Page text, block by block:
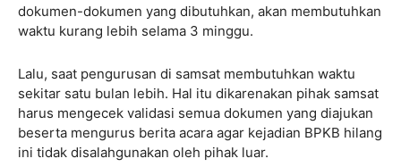
dokumen-dokumen yang dibutuhkan, akan membutuhkan
waktu kurang lebih selama 3 minggu.
Lalu, saat pengurusan di samsat membutuhkan waktu
sekitar satu bulan lebih. Hal itu dikarenakan pihak samsat
harus mengecek validasi semua dokumen yang diajukan
beserta mengurus berita acara agar kejadian BPKB hilang
ini tidak disalahgunakan oleh pihak luar.